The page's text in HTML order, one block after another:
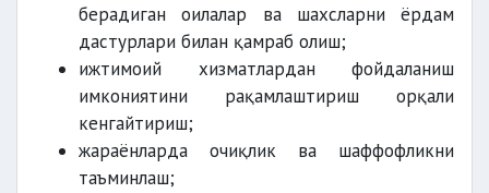
берадиган оилалар ва шахсларни ёрдам
дастурлари билан қамраб олиш;
ижтимоий хизматлардан фойдаланиш
имкониятини рақамлаштириш орқали
кенгайтириш;
жараёнларда очиқлик ва шаффофликни
таъминлаш;